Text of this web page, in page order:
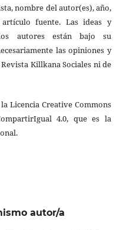
nombre del autor(es), año,
fuente. Las ideas y
autores están bajo su
las opiniones y
Killkana Sociales ni de
Licencia Creative Commons
4.0, que es la
autor/a